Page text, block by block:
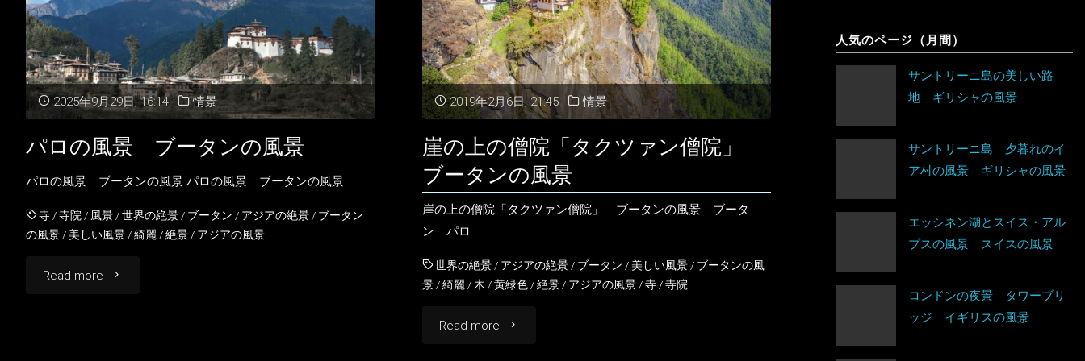
2025年9月29日, 16:14 情景
パロの風景 ブータンの風景
パロの風景 ブータンの風景 パロの風景 ブータンの風景
寺 /寺院 / 風景 /世界の絶景 / ブータン / アジアの絶景 / ブータン
の風景/ 美しい風景/綺麗 /絶景/ アジアの風景
Read more "パ
2019年2月6日, 21:45 情景
崖の上の僧院「タクツァン僧院」
ブータンの風景
崖の上の僧院「タクツァン僧院」 ブータンの風景 ブータ
ン パロ
世界の絶景 / アジアの絶景 / ブータン / 美しい風景 / ブータンの風
景/綺麗 / 木 /黄緑色/絶景/ アジアの風景/寺/寺院
Read more "崖
人気のページ（月間）
サントリーニ島の美しい路
地 ギリシャの風景
サントリーニ島 夕暮れのイ
ア村の風景 ギリシャの風景
エッシネン湖とスイス・アル
プスの風景 スイスの風景
ロンドンの夜景 タワーブリ
ッジ イギリスの風景